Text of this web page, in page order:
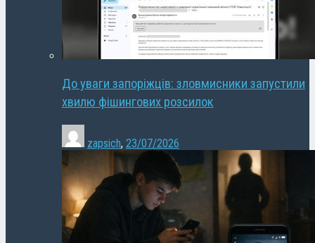
До уваги запоріжців: зловмисники запустили
хвилю фішингових розсилок
zapsich, 23/07/2026